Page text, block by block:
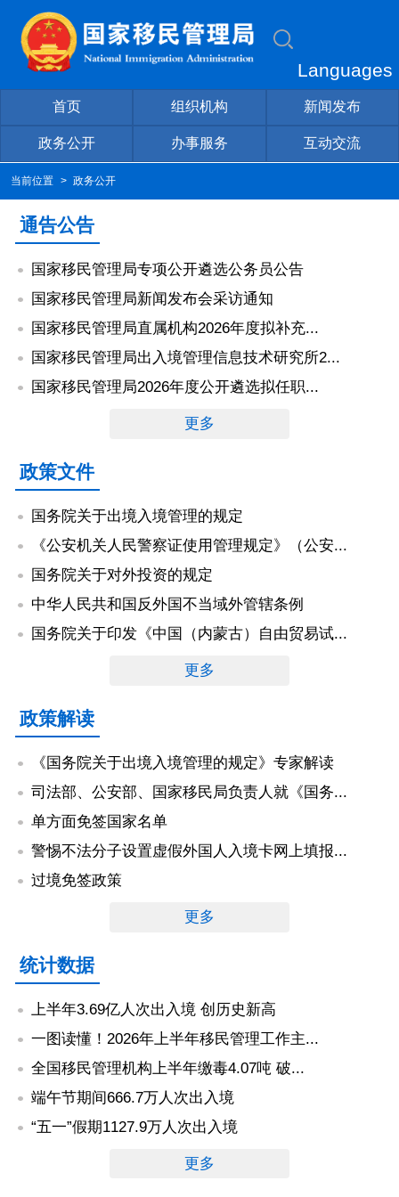
Languages
首页 组织机构 新闻发布
政务公开 办事服务 互动交流
当前位置 > 政务公开
通告公告
国家移民管理局专项公开遴选公务员公告
国家移民管理局新闻发布会采访通知
国家移民管理局直属机构2026年度拟补充...
国家移民管理局出入境管理信息技术研究所2...
国家移民管理局2026年度公开遴选拟任职...
更多
政策文件
国务院关于出境入境管理的规定
《公安机关人民警察证使用管理规定》（公安...
国务院关于对外投资的规定
中华人民共和国反外国不当域外管辖条例
国务院关于印发《中国（内蒙古）自由贸易试...
更多
政策解读
《国务院关于出境入境管理的规定》专家解读
司法部、公安部、国家移民局负责人就《国务...
单方面免签国家名单
警惕不法分子设置虚假外国人入境卡网上填报...
过境免签政策
更多
统计数据
上半年3.69亿人次出入境 创历史新高
一图读懂！2026年上半年移民管理工作主...
全国移民管理机构上半年缴毒4.07吨 破...
端午节期间666.7万人次出入境
“五一”假期1127.9万人次出入境
更多